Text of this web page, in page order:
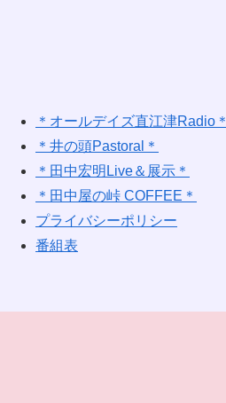
＊オールデイズ直江津Radio＊
＊井の頭Pastoral＊
＊田中宏明Live＆展示＊
＊田中屋の峠 COFFEE＊
プライバシーポリシー
番組表